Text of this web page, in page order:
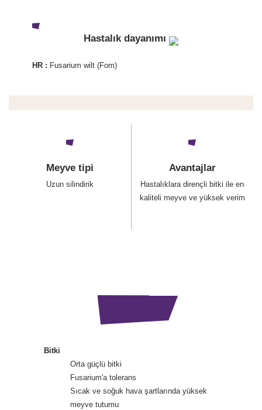
Hastalık dayanımı
HR : Fusarium wilt (Fom)
Meyve tipi
Uzun silindirik
Avantajlar
Hastalıklara dirençli bitki ile en
kaliteli meyve ve yüksek verim
Bitki
Orta güçlü bitki
Fusarium'a tolerans
Sıcak ve soğuk hava şartlarında yüksek
meyve tutumu